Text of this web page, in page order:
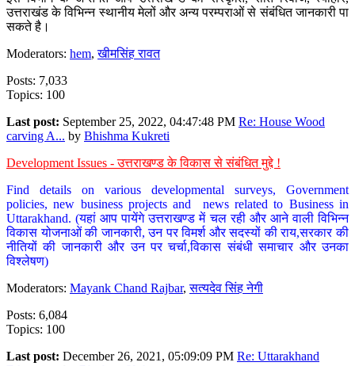
उत्तराखंड के विभिन्न स्थानीय मेलों और अन्य परम्पराओं से संबंधित जानकारी पा
सकते है।
Moderators: hem,खीमसिंह रावत
Posts: 7,033
Topics: 100
Last post: September 25, 2022, 04:47:48 PM Re: House Wood
carving A... by Bhishma Kukreti
Development Issues - उत्तराखण्ड के विकास से संबंधित मुद्दे !
Find details on various developmental surveys, Government
policies, new business projects and news related to Business in
Uttarakhand. (यहां आप पायेंगे उत्तराखण्ड में चल रही और आने वाली विभिन्न
विकास योजनाओं की जानकारी, उन पर विमर्श और सदस्यों की राय,सरकार की
नीतियों की जानकारी और उन पर चर्चा,विकास संबंधी समाचार और उनका
विश्लेषण)
Moderators: Mayank Chand Rajbar,सत्यदेव सिंह नेगी
Posts: 6,084
Topics: 100
Last post: December 26, 2021, 05:09:09 PM Re: Uttarakhand